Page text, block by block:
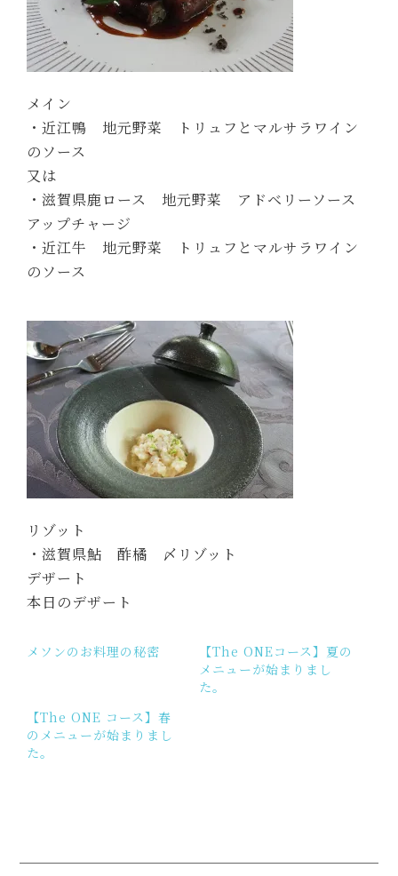
メイン
・近江鴨 地元野菜 トリュフとマルサラワイン
のソース
又は
・滋賀県鹿ロース 地元野菜 アドベリーソース
アップチャージ
・近江牛 地元野菜 トリュフとマルサラワイン
のソース
リゾット
・滋賀県鮎 酢橘 〆リゾット
デザート
本日のデザート
メソンのお料理の秘密
【The ONEコース】夏の
メニューが始まりまし
た。
【The ONE コース】春
のメニューが始まりまし
た。